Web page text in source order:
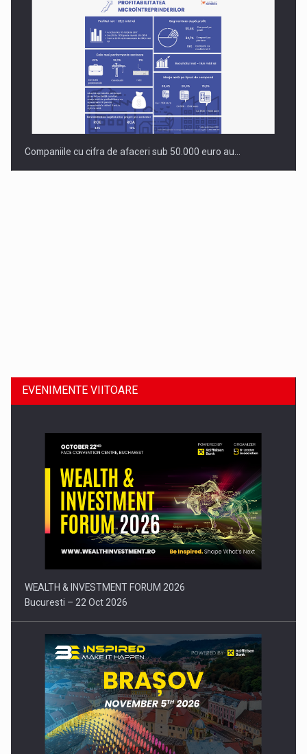
Companiile cu cifra de afaceri sub 50.000 euro au…
Comunicat de presa: Joburile part-time reincep sa intre pe…
EVENIMENTE VIITOARE
WEALTH & INVESTMENT FORUM 2026
Bucuresti – 22 Oct 2026